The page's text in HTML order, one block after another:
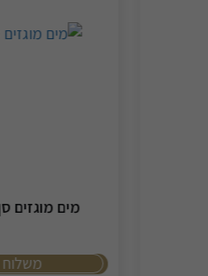
מים מוגזים סן פלגרינו זכוכית 750 מל' -
משלוח ייחושב עבור כל 12 בק'